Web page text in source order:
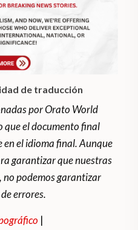
de traducción
por Orato World
que el documento final
el idioma final. Aunque
garantizar que nuestras
no podemos garantizar
errores.
|